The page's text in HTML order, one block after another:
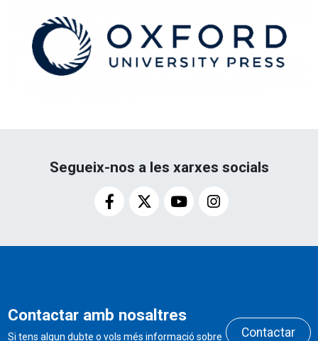
Segueix-nos a les xarxes socials
Contactar amb nosaltres
Si tens algun dubte o vols més informació sobre
Contactar